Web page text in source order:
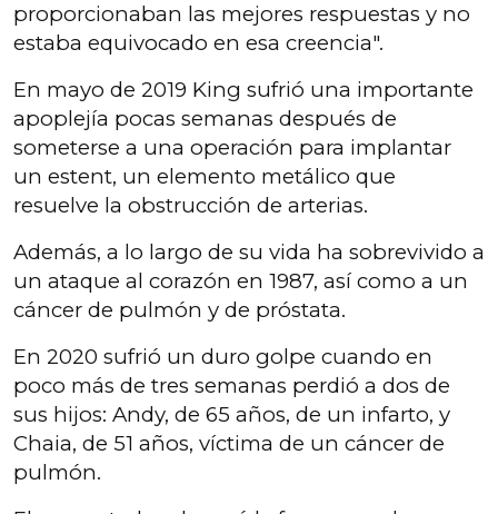
proporcionaban las mejores respuestas y no
estaba equivocado en esa creencia".
En mayo de 2019 King sufrió una importante
apoplejía pocas semanas después de
someterse a una operación para implantar
un estent, un elemento metálico que
resuelve la obstrucción de arterias.
Además, a lo largo de su vida ha sobrevivido a
un ataque al corazón en 1987, así como a un
cáncer de pulmón y de próstata.
En 2020 sufrió un duro golpe cuando en
poco más de tres semanas perdió a dos de
sus hijos: Andy, de 65 años, de un infarto, y
Chaia, de 51 años, víctima de un cáncer de
pulmón.